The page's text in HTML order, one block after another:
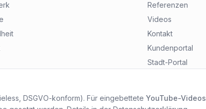
Referenzen
Videos
Kontakt
Kundenportal
Stadt-Portal
DSGVO-konform). Für eingebettete YouTube-Videos